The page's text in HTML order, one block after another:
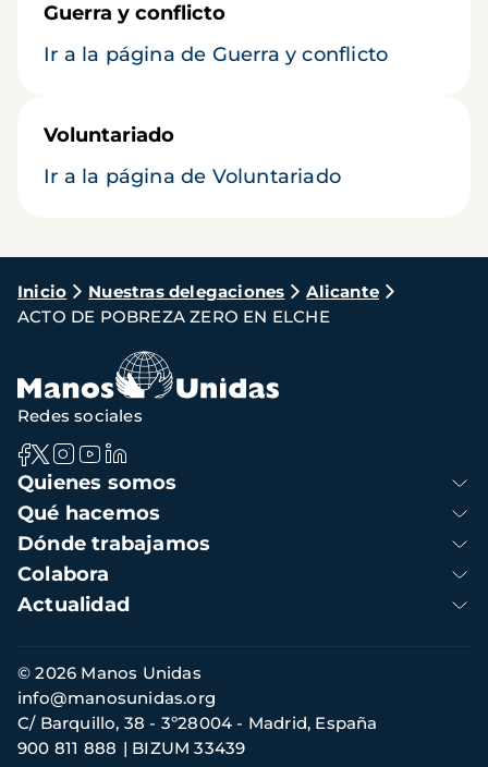
Guerra y conflicto
Ir a la página de Guerra y conflicto
Voluntariado
Ir a la página de Voluntariado
Ruta
de
navegación
Inicio Nuestras delegaciones
Alicante
ACTO DE POBREZA ZERO EN ELCHE
Navegación
principal
Quienes somos
Qué hacemos
Dónde trabajamos
Colabora
Actualidad
Redes sociales
Información
de
contacto
© 2026 Manos Unidas
C/ Barquillo, 38 - 3º28004 - Madrid, España
900 811 888
BIZUM 33439
info@manosunidas.org